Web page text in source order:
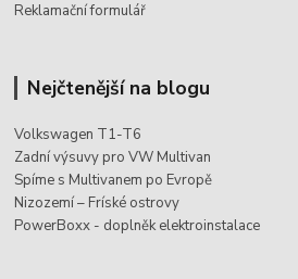
Reklamační formulář
Nejčtenější na blogu
Volkswagen T1-T6
Zadní výsuvy pro VW Multivan
Spíme s Multivanem po Evropě
Nizozemí – Fríské ostrovy
PowerBoxx - doplněk elektroinstalace